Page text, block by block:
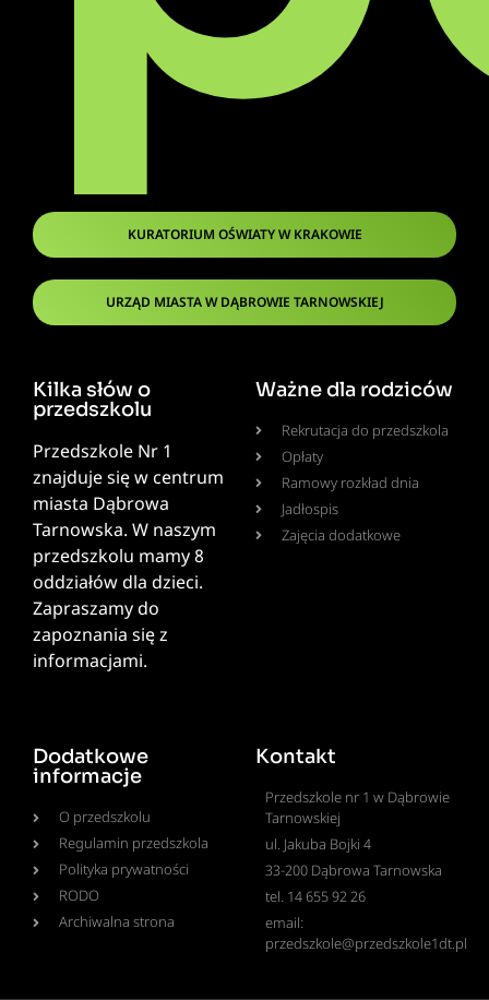
KURATORIUM OŚWIATY W KRAKOWIE
URZĄD MIASTA W DĄBROWIE TARNOWSKIEJ
Kilka słów o
przedszkolu
Przedszkole Nr 1
znajduje się w centrum
miasta Dąbrowa
Tarnowska. W naszym
przedszkolu mamy 8
oddziałów dla dzieci.
Zapraszamy do
zapoznania się z
informacjami.
Ważne dla rodziców
Rekrutacja do przedszkola
Opłaty
Ramowy rozkład dnia
Jadłospis
Zajęcia dodatkowe
Dodatkowe
informacje
O przedszkolu
Regulamin przedszkola
Polityka prywatności
RODO
Archiwalna strona
Kontakt
Przedszkole nr 1 w Dąbrowie
Tarnowskiej
ul. Jakuba Bojki 4
33-200 Dąbrowa Tarnowska
tel. 14 655 92 26
email:
przedszkole@przedszkole1dt.pl